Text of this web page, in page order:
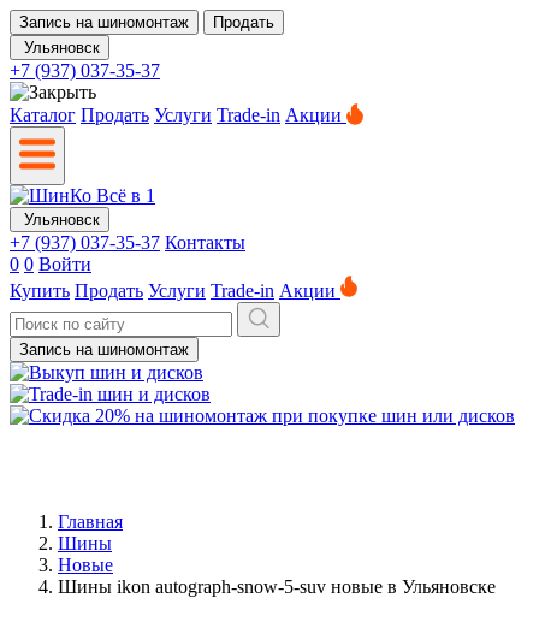
Запись на шиномонтаж
Продать
Ульяновск
+7 (937) 037-35-37
Каталог Продать Услуги Trade-in Акции
Ульяновск
+7 (937) 037-35-37 Контакты
0 0 Войти
Купить Продать Услуги Trade-in Акции
Запись на шиномонтаж
Главная
Шины
Новые
Шины ikon autograph-snow-5-suv новые в Ульяновске